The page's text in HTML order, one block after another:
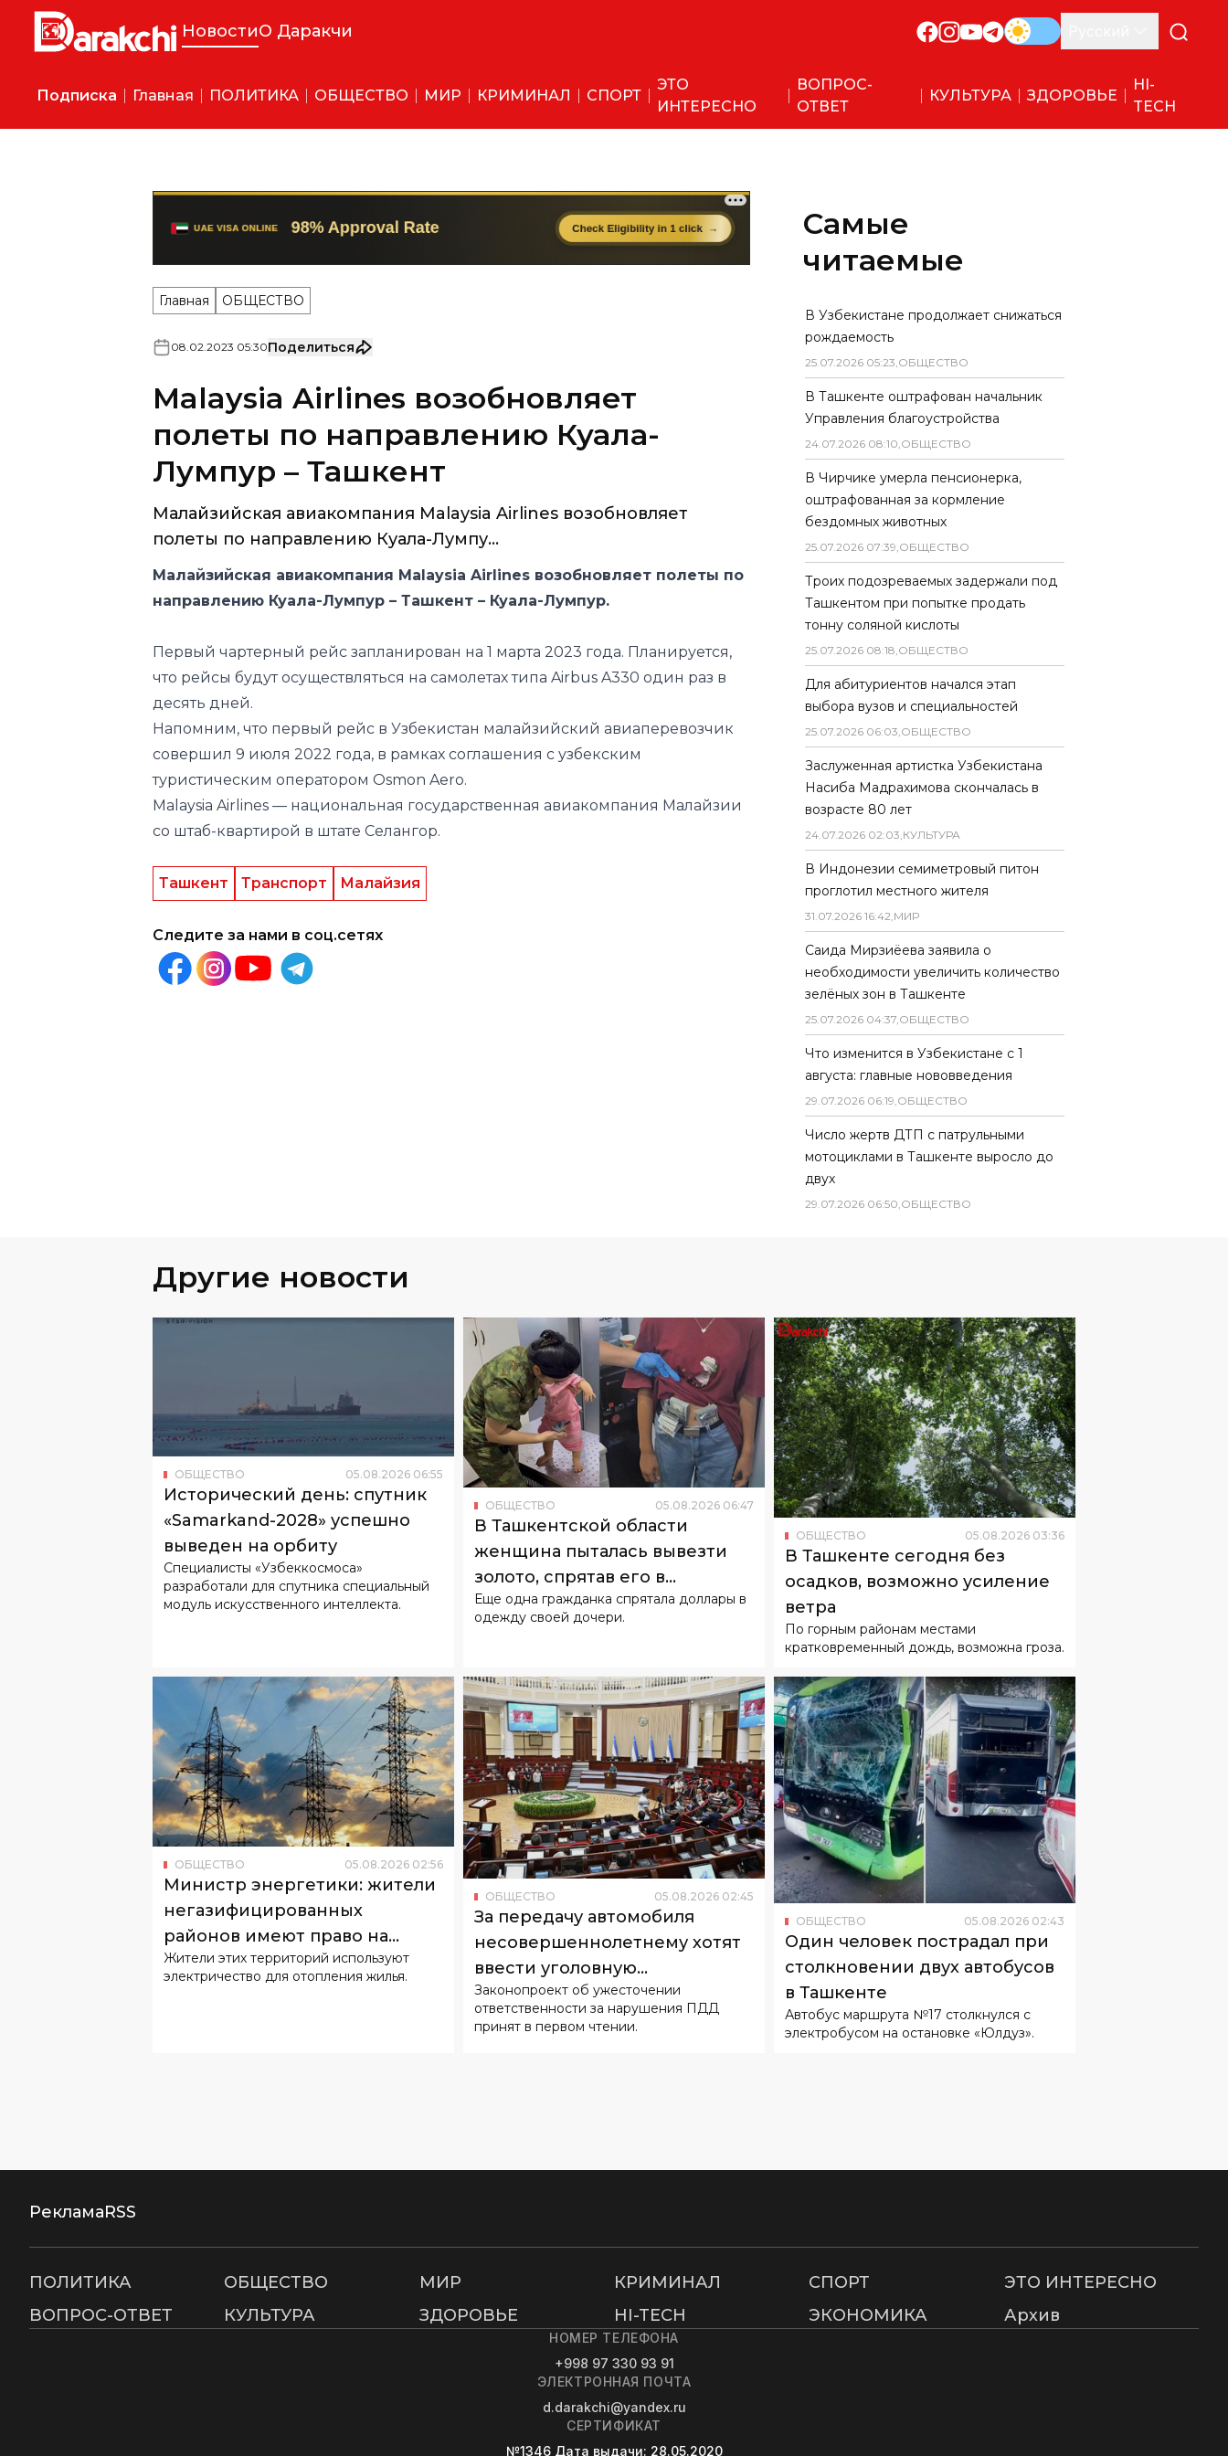
НовостиО Даракчи
Подписка Главная ПОЛИТИКА ОБЩЕСТВО МИР КРИМИНАЛ СПОРТ
ЭТО
ИНТЕРЕСНО
ВОПРОС-
ОТВЕТ
КУЛЬТУРА ЗДОРОВЬЕ
HI-
TECH
Главная ОБЩЕСТВО
08 02 2023 05:30Поделиться
Malaysia Airlines возобновляет
полеты по направлению Куала-
Лумпур – Ташкент
Малайзийская авиакомпания Malaysia Airlines возобновляет
полеты по направлению Куала-Лумпу...
Малайзийская авиакомпания Malaysia Airlines возобновляет полеты по
направлению Куала-Лумпур – Ташкент – Куала-Лумпур.
Первый чартерный рейс запланирован на 1 марта 2023 года. Планируется,
что рейсы будут осуществляться на самолетах типа Airbus A330 один раз в
десять дней.
Напомним, что первый рейс в Узбекистан малайзийский авиаперевозчик
совершил 9 июля 2022 года, в рамках соглашения с узбекским
туристическим оператором Osmon Aero.
Malaysia Airlines — национальная государственная авиакомпания Малайзии
со штаб-квартирой в штате Селангор.
Ташкент Транспорт Малайзия
Следите за нами в соц.сетях
Самые
читаемые
В Узбекистане продолжает снижаться
рождаемость
25.07.2026 05:23,ОБЩЕСТВО
В Ташкенте оштрафован начальник
Управления благоустройства
24.07.2026 08:10,ОБЩЕСТВО
В Чирчике умерла пенсионерка,
оштрафованная за кормление
бездомных животных
25.07.2026 07:39,ОБЩЕСТВО
Троих подозреваемых задержали под
Ташкентом при попытке продать
тонну соляной кислоты
25.07.2026 08:18,ОБЩЕСТВО
Для абитуриентов начался этап
выбора вузов и специальностей
25.07.2026 06:03,ОБЩЕСТВО
Заслуженная артистка Узбекистана
Насиба Мадрахимова скончалась в
возрасте 80 лет
24.07.2026 02:03,КУЛЬТУРА
В Индонезии семиметровый питон
проглотил местного жителя
31.07.2026 16:42,МИР
Саида Мирзиёева заявила о
необходимости увеличить количество
зелёных зон в Ташкенте
25.07.2026 04:37,ОБЩЕСТВО
Что изменится в Узбекистане с 1
августа: главные нововведения
29.07.2026 06:19,ОБЩЕСТВО
Число жертв ДТП с патрульными
мотоциклами в Ташкенте выросло до
двух
29.07.2026 06:50,ОБЩЕСТВО
Другие новости
ОБЩЕСТВО 05.08.2026 06:55
Исторический день: спутник
«Samarkand-2028» успешно
выведен на орбиту
Специалисты «Узбеккосмоса»
разработали для спутника специальный
модуль искусственного интеллекта.
ОБЩЕСТВО 05.08.2026 06:47
В Ташкентской области
женщина пыталась вывезти
золото, спрятав его в
подгузнике ребенка
Еще одна гражданка спрятала доллары в
одежду своей дочери.
ОБЩЕСТВО 05.08.2026 03:36
В Ташкенте сегодня без
осадков, возможно усиление
ветра
По горным районам местами
кратковременный дождь, возможна гроза.
ОБЩЕСТВО 05.08.2026 02:56
Министр энергетики: жители
негазифицированных
районов имеют право на
льготный тариф
Жители этих территорий используют
электричество для отопления жилья.
ОБЩЕСТВО 05.08.2026 02:45
За передачу автомобиля
несовершеннолетнему хотят
ввести уголовную
ответственность
Законопроект об ужесточении
ответственности за нарушения ПДД
принят в первом чтении.
ОБЩЕСТВО 05.08.2026 02:43
Один человек пострадал при
столкновении двух автобусов
в Ташкенте
Автобус маршрута №17 столкнулся с
электробусом на остановке «Юлдуз».
РекламаRSS
ПОЛИТИКА ОБЩЕСТВО МИР КРИМИНАЛ СПОРТ
ЭТО ИНТЕРЕСНО
ВОПРОС-ОТВЕТ
КУЛЬТУРА ЗДОРОВЬЕ HI-TECH ЭКОНОМИКА Архив
НОМЕР ТЕЛЕФОНА
+998 97 330 93 91
ЭЛЕКТРОННАЯ ПОЧТА
d.darakchi@yandex.ru
СЕРТИФИКАТ
№1346 Дата выдачи: 28.05.2020